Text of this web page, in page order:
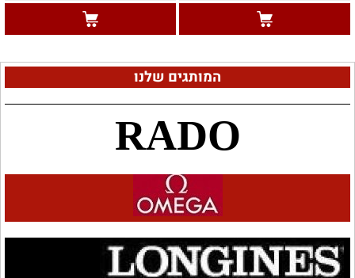
המותגים שלנו
RADO